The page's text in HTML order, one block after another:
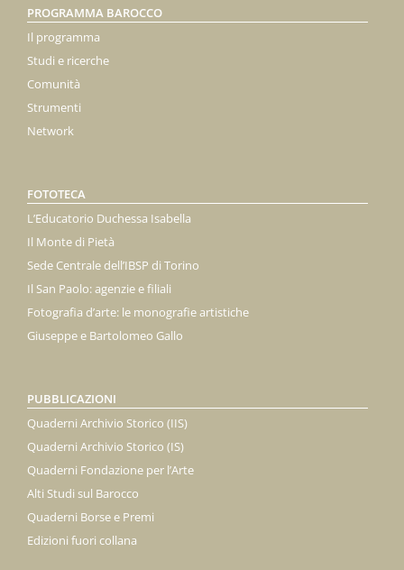
PROGRAMMA BAROCCO
Il programma
Studi e ricerche
Comunità
Strumenti
Network
FOTOTECA
L’Educatorio Duchessa Isabella
Il Monte di Pietà
Sede Centrale dell’IBSP di Torino
Il San Paolo: agenzie e filiali
Fotografia d’arte: le monografie artistiche
Giuseppe e Bartolomeo Gallo
PUBBLICAZIONI
Quaderni Archivio Storico (IIS)
Quaderni Archivio Storico (IS)
Quaderni Fondazione per l’Arte
Alti Studi sul Barocco
Quaderni Borse e Premi
Edizioni fuori collana